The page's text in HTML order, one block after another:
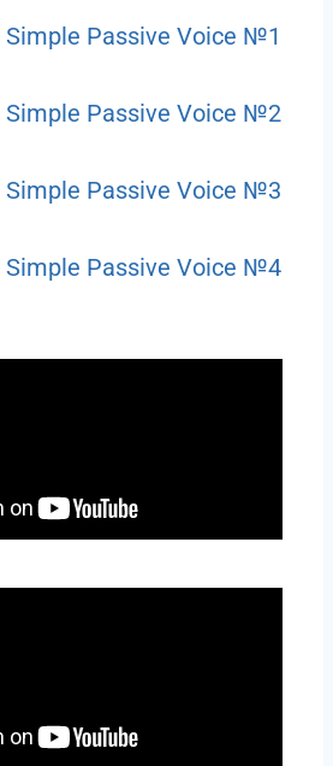
Simple Passive Voice №1
Simple Passive Voice №2
Simple Passive Voice №3
Simple Passive Voice №4